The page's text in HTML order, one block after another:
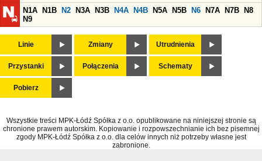
N1A
N1B N2 N3A N3B N4A N4B N5A N5B N6 N7A N7B
N8
N9
Linie Zmiany Utrudnienia
Przystanki Połączenia Schematy
Pobierz
Wszystkie treści MPK-Łódź Spółka z o.o. opublikowane na niniejszej stronie są
chronione prawem autorskim. Kopiowanie i rozpowszechnianie ich bez pisemnej
zgody MPK-Łódź Spółka z o.o. dla celów innych niż potrzeby własne jest
zabronione.